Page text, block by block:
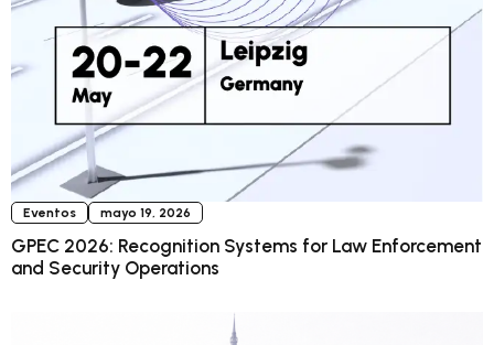
Eventos mayo 19, 2026
GPEC 2026: Recognition Systems for Law Enforcement
and Security Operations